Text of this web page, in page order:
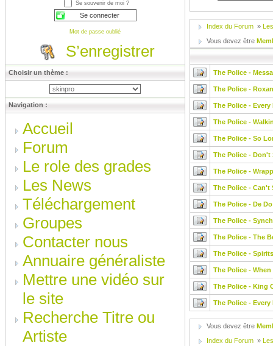
Se souvenir de moi ?
Mot de passe oublié
S’enregistrer
Choisir un thème :
Navigation :
Accueil
Forum
Le role des grades
Les News
Téléchargement
Groupes
Contacter nous
Annuaire généraliste
Mettre une vidéo sur
le site
Recherche Titre ou
Artiste
Index du Forum »
Vous devez être
The Police -
The Police -
The Police -
The Police -
The Police - So
The Police - Don't
The Police -
The Police - Can't
The Police - De
The Police -
The Police - The
The Police -
The Police -
The Police - King
The Police - Every
Vous devez être
Index du Forum »